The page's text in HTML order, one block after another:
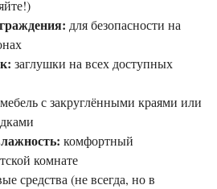
для безопасности на
заглушки на всех доступных
мебель с закруглёнными краями или
комфортный
комнате
средства (не всегда, но в